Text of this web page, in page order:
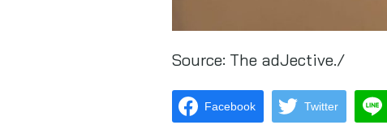
Source: The adJective./
Facebook Twitter